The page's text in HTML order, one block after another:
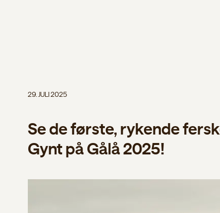
29. JULI 2025
Se de første, rykende
Gynt på Gålå 2025!